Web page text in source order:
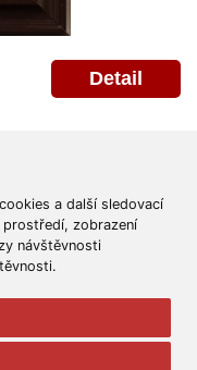
a další sledovací
prostředí, zobrazení
návštěvnosti
Detail
Ochrana osobních údajů
Platýz